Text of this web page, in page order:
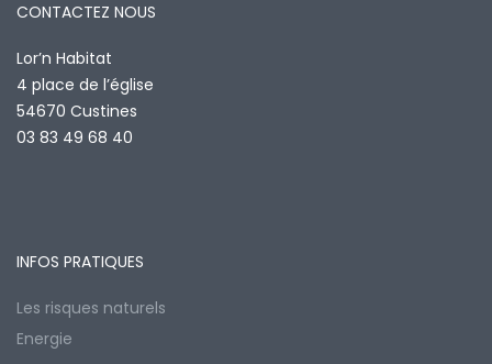
CONTACTEZ NOUS
Lor’n Habitat
4 place de l’église
54670 Custines
03 83 49 68 40
INFOS PRATIQUES
Les risques naturels
Energie